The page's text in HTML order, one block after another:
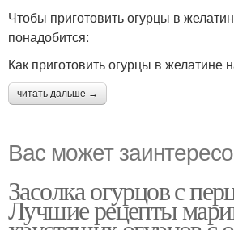
Чтобы приготовить огурцы в
понадобится:
Как приготовить огурцы в желатине
читать дальше →
Вас может
Засолка огурцов с
Лучшие рецепты